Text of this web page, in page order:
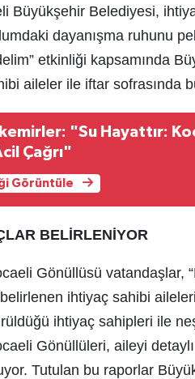
Büyükşehir Belediyesi,
dayanışma ruhunu
etkinliği kapsamında
aileler ile iftar sofrasında
"Su Hayattır:
Çağrı"
Görüntüle
BELİRLENİYOR
Gönüllüsü vatandaşlar,
ihtiyaç sahibi
ihtiyaç sahipleri ile
Gönüllüleri, aileyi
Tutulan bu raporlar